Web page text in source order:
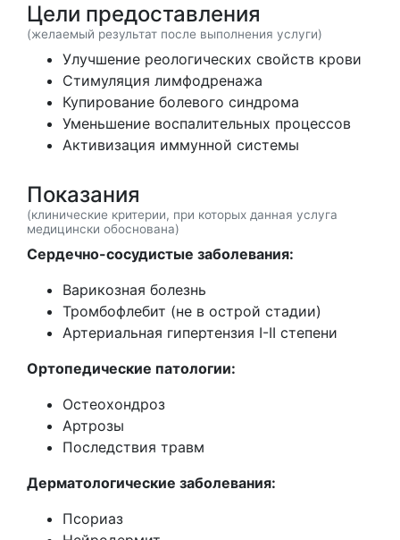
Цели предоставления
(желаемый результат после выполнения услуги)
Улучшение реологических свойств крови
Стимуляция лимфодренажа
Купирование болевого синдрома
Уменьшение воспалительных процессов
Активизация иммунной системы
Показания
(клинические критерии, при которых данная услуга
медицински обоснована)
Сердечно-сосудистые заболевания:
Варикозная болезнь
Тромбофлебит (не в острой стадии)
Артериальная гипертензия I-II степени
Ортопедические патологии:
Остеохондроз
Артрозы
Последствия травм
Дерматологические заболевания:
Псориаз